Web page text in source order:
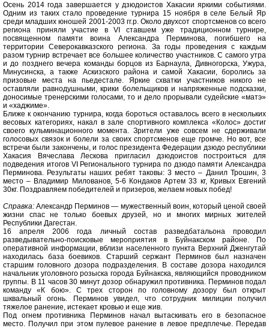
Осень 2014 года завершается у дзюдоистов Хакасии яркими событиями.
Одним из таких стало проведение турнира 15 ноября в селе Белый Яр
среди младших юношей 2001-2003 гг.р. Около двухсот спортсменов со всего
региона приняли участие в VI ставшем уже традиционном турнире,
посвященном памяти воина Александра Перминова, погибшего на
территории Северокавказского региона. За годы проведения с каждым
разом турнир встречает все большее количество участников. С самого утра
и до позднего вечера команды борцов из Барнаула, Дивногорска, Ужура,
Минусинска, а также Аскизского района и самой Хакасии, боролись за
призовые места на пьедестале. Яркие схватки участников никого не
оставляли равнодушными, крики болельщиков и напряженные подсказки,
доносимые тренерскими голосами, то и дело прорывали судейские «матэ»
и «хаджиме».
Ближе к окончанию турнира, когда бороться оставалось всего в нескольких
весовых категориях, накал в зале спортивного комплекса «Колос» достиг
своего кульминационного момента. Зрители уже совсем не сдерживали
голосовых связок и болели за своих спортсменов еще громче. Но вот, все
встречи были закончены, и голос президента Федерации дзюдо республики
Хакасия Вячеслава Лескова пригласил дзюдоистов построиться для
подведения итогов VI Регионального турнира по дзюдо памяти Александра
Перминова. Результаты наших ребят таковы: 3 место – Данил Трошин, 3
место – Владимир Милованов, 5-6 Кондаков Артем 33 кг, Кривых Евгений
30кг. Поздравляем победителей и призеров, желаем новых побед!
Справка: Александр Перминов — мужественный воин, который ценой своей
жизни спас не только боевых друзей, но и многих мирных жителей
Республики Дагестан.
16 апреля 2006 года личный состав разведбатальона проводил
разведывательно-поисковые мероприятия в Буйнакском районе. По
оперативной информации, вблизи населенного пункта Верхний Дженгутай
находилась база боевиков. Старший сержант Перминов был назначен
старшим головного дозора подразделения. В составе дозора находился
начальник уголовного розыска города Буйнакска, являющийся проводником
группы. В 11 часов 30 минут дозор обнаружил противника. Перминов подал
команду «К бою». С трех сторон по головному дозору был открыт
шквальный огонь. Перминов увидел, что сотрудник милиции получил
тяжелое ранение, истекает кровью и еще жив.
Под огнем противника Перминов начал вытаскивать его в безопасное
место. Получил при этом пулевое ранение в левое предплечье. Передав